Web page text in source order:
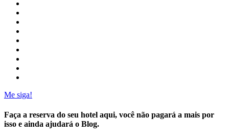
Me siga!
Faça a reserva do seu hotel aqui, você não pagará a mais por
isso e ainda ajudará o Blog.